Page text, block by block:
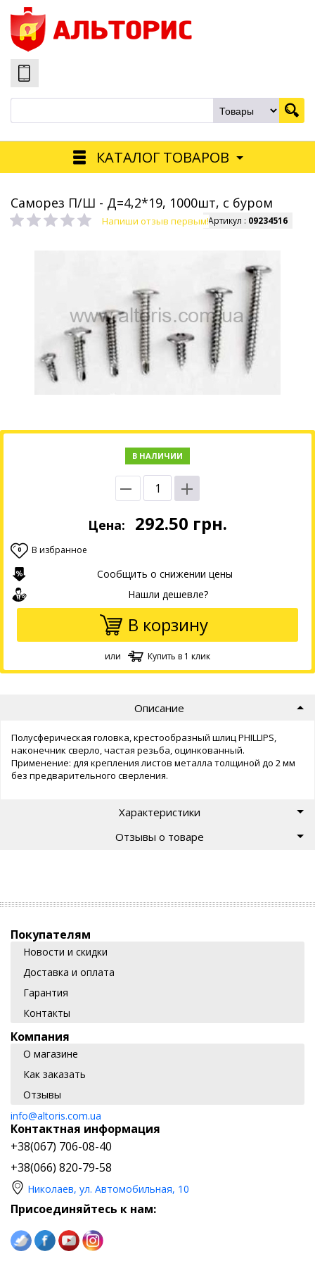
КАТАЛОГ ТОВАРОВ
Саморез П/Ш - Д=4,2*19, 1000шт, с буром
Напиши отзыв первым!Артикул : 09234516
В НАЛИЧИИ
Цена: 292.50 грн.
0 В избранное
Сообщить о снижении цены
Нашли дешевле?
В корзину
или Купить в 1 клик
Описание
Полусферическая головка, крестообразный шлиц PHILLIPS,
наконечник сверло, частая резьба, оцинкованный.
Применение: для крепления листов металла толщиной до 2 мм
без предварительного сверления.
Характеристики
Отзывы о товаре
Покупателям
Новости и скидки
Доставка и оплата
Гарантия
Контакты
Компания
О магазине
Как заказать
Отзывы
info@altoris.com.ua
Контактная информация
+38(067) 706-08-40
+38(066) 820-79-58
Николаев, ул. Автомобильная, 10
Присоединяйтесь к нам: